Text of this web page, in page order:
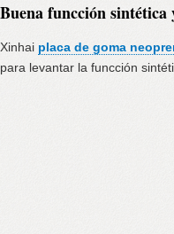
Buena funcción sintética
Xinhai placa de goma
para levantar la funcción